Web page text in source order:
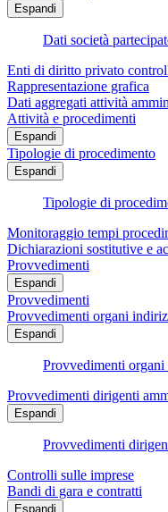
Espandi
Dati società
Enti di diritto privato
Rappresentazione grafica
Dati aggregati attività
Attività e procedimenti
Espandi
Tipologie di procedimento
Espandi
Tipologie di
Monitoraggio tempi
Dichiarazioni sostitutive e
Provvedimenti
Espandi
Provvedimenti
Provvedimenti organi
Espandi
Provvedimenti
Provvedimenti dirigenti
Espandi
Provvedimenti
Controlli sulle imprese
Bandi di gara e contratti
Espandi